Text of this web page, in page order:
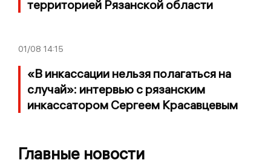
территорией Рязанской области
01/08 14:15
«В инкассации нельзя полагаться на
случай»: интервью с рязанским
инкассатором Сергеем Красавцевым
Главные новости